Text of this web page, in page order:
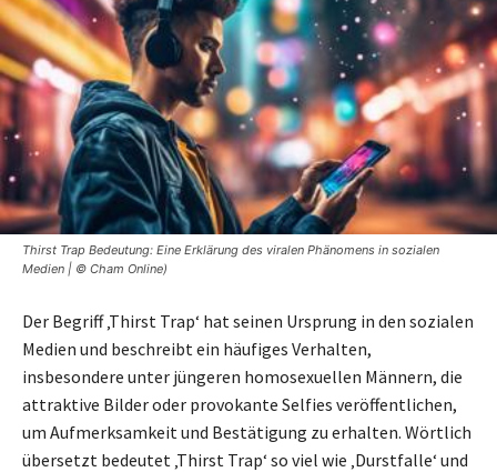
Thirst Trap Bedeutung: Eine Erklärung des viralen Phänomens in sozialen
Medien | © Cham Online)
Der Begriff ‚Thirst Trap‘ hat seinen Ursprung in den sozialen
Medien und beschreibt ein häufiges Verhalten,
insbesondere unter jüngeren homosexuellen Männern, die
attraktive Bilder oder provokante Selfies veröffentlichen,
um Aufmerksamkeit und Bestätigung zu erhalten. Wörtlich
übersetzt bedeutet ‚Thirst Trap‘ so viel wie ‚Durstfalle‘ und